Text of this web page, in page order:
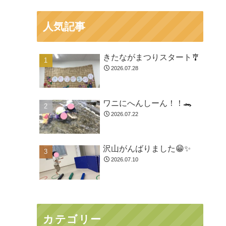
人気記事
きたながまつりスタート🎐
2026.07.28
ワニにへんしーん！！🐊
2026.07.22
沢山がんばりました😁✨
2026.07.10
カテゴリー